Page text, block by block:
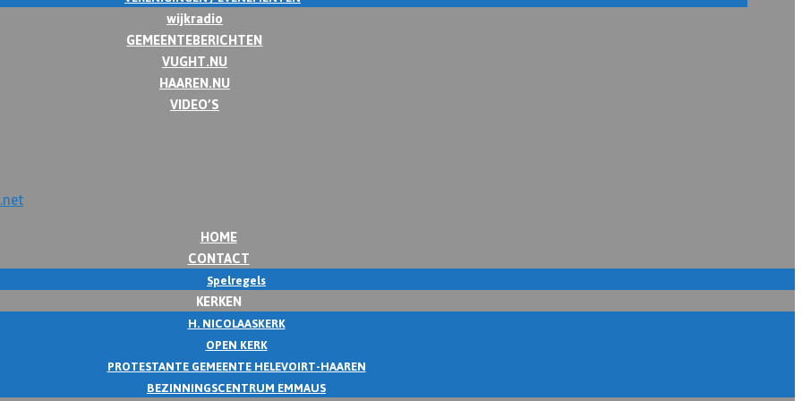
wijkradio
GEMEENTEBERICHTEN
VUGHT.NU
HAAREN.NU
VIDEO’S
HOME
CONTACT
Spelregels
KERKEN
H. NICOLAASKERK
OPEN KERK
PROTESTANTE GEMEENTE HELEVOIRT-HAAREN
BEZINNINGSCENTRUM EMMAUS